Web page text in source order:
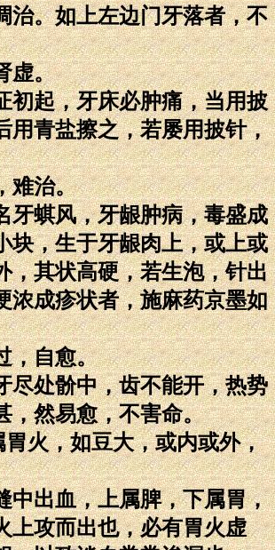
治。如上左边门牙落者，不
虚。
初起，牙床必肿痛，当用披
用青盐擦之，若屡用披针，
难治。
牙蜞风，牙龈肿病，毒盛成
块，生于牙龈肉上，或上或
，其状高硬，若生泡，针出
浓成疹状者，施麻药京墨如
，自愈。
尽处骱中，齿不能开，热势
，然易愈，不害命。
火，如豆大，或内或外，
中出血，上属脾，下属胃，
上攻而出也，必有胃火虚